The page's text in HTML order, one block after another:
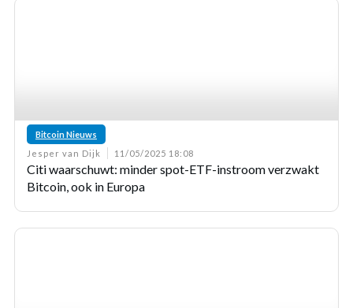
Bitcoin Nieuws
Jesper van Dijk
11/05/2025 18:08
Citi waarschuwt: minder spot-ETF-instroom verzwakt
Bitcoin, ook in Europa